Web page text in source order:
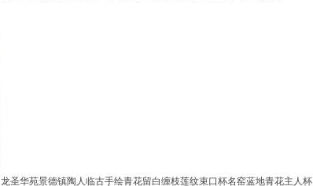
龙圣华苑景德镇陶人临古手绘青花留白缠枝莲纹束口杯名窑蓝地青花主人杯